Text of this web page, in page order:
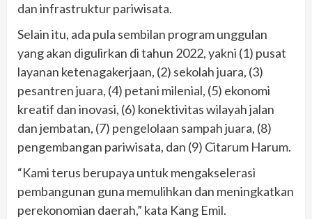
dan infrastruktur pariwisata.
Selain itu, ada pula sembilan program unggulan
yang akan digulirkan di tahun 2022, yakni (1) pusat
layanan ketenagakerjaan, (2) sekolah juara, (3)
pesantren juara, (4) petani milenial, (5) ekonomi
kreatif dan inovasi, (6) konektivitas wilayah jalan
dan jembatan, (7) pengelolaan sampah juara, (8)
pengembangan pariwisata, dan (9) Citarum Harum.
“Kami terus berupaya untuk mengakselerasi
pembangunan guna memulihkan dan meningkatkan
perekonomian daerah,” kata Kang Emil.